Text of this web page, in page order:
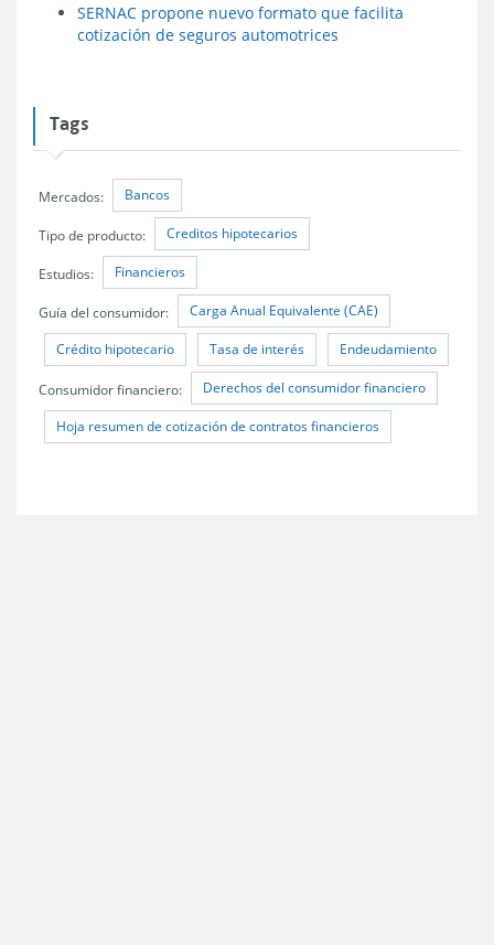
SERNAC propone nuevo formato que facilita
cotización de seguros automotrices
Tags
Mercados: Bancos
Tipo de producto: Creditos hipotecarios
Estudios: Financieros
Guía del consumidor: Carga Anual Equivalente (CAE)
Crédito hipotecario Tasa de interés Endeudamiento
Consumidor financiero: Derechos del consumidor financiero
Hoja resumen de cotización de contratos financieros